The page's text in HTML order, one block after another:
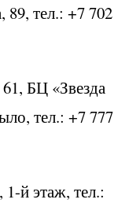
тел.: +7 702
БЦ «Звезда
тел.: +7 777
й этаж, тел.: